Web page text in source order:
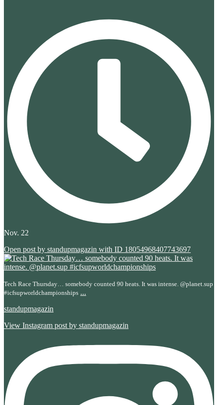
Nov. 22
Open post by standupmagazin with ID 18054968407743697
Tech Race Thursday… somebody counted 90 heats. It was intense. @planet.sup
#icfsupworldchampionships ...
standupmagazin
View Instagram post by standupmagazin